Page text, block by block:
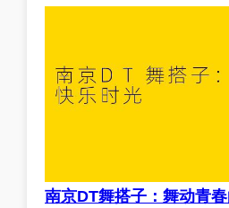
南京DT舞搭子：舞动青